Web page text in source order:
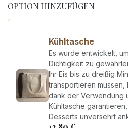
OPTION HINZUFÜGEN
Kühltasche
Es wurde entwickelt,
Dichtigkeit zu
Ihr Eis bis zu dreißig
transportieren müssen,
dank der Verwendung
Kühltasche
Desserts unversehrt